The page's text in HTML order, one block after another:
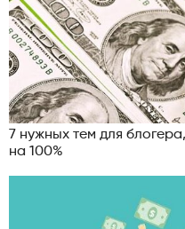
7 нужных тем для
на 100%